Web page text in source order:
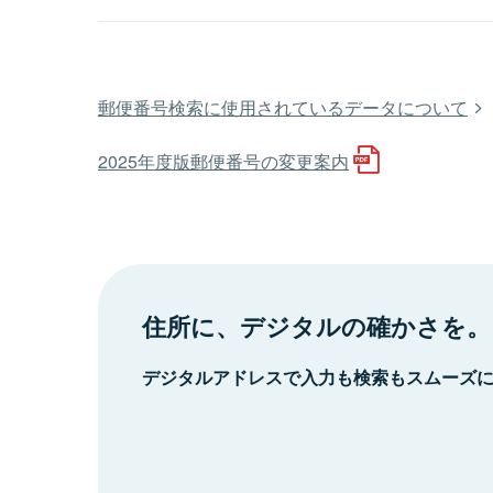
郵便番号検索に使用されているデータについて
2025年度版郵便番号の変更案内
住所に、デジタルの確かさを。
デジタルアドレスで入力も検索もスムーズ